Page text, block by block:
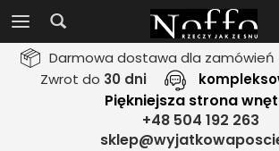
Darmowa dostawa dla zamówień
Zwrot do 30 dni
Piękniejsza strona
+48 504 192 263